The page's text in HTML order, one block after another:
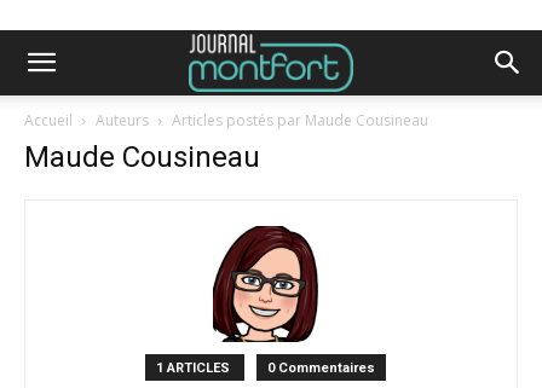
Accueil Auteurs Articles postés par Maude Cousineau
Maude Cousineau
1 ARTICLES 0 Commentaires